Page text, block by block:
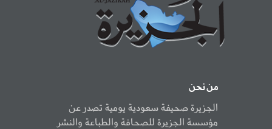
من نحن
الجزيرة صحيفة سعودية يومية تصدر عن
مؤسسة الجزيرة للصحافة والطباعة والنشر